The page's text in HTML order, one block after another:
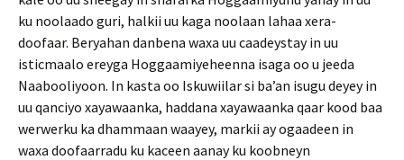
ku noolaado guri, halkii uu kaga noolaan lahaa xera-
doofaar. Beryahan danbena waxa uu caadeystay in uu
isticmaalo ereyga Hoggaamiyeheenna isaga oo u jeeda
Naabooliyoon. In kasta oo Iskuwiilar si ba’an isugu deyey in
uu qanciyo xayawaanka, haddana xayawaanka qaar kood baa
werwerku ka dhammaan waayey, markii ay ogaadeen in
waxa doofaarradu ku kaceen aanay ku koobneyn